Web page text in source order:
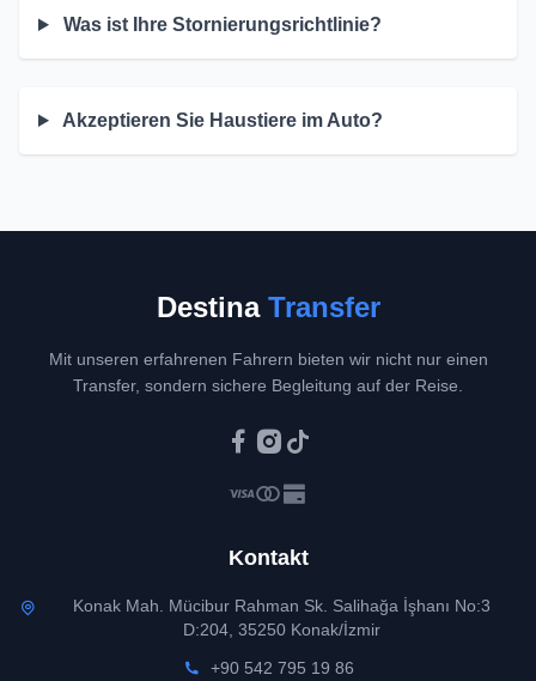
Was ist Ihre Stornierungsrichtlinie?
Akzeptieren Sie Haustiere im Auto?
DestinaTransfer
Mit unseren erfahrenen Fahrern bieten wir nicht nur einen
Transfer, sondern sichere Begleitung auf der Reise.
Kontakt
Konak Mah. Mücibur Rahman Sk. Salihağa İşhanı No:3
D:204, 35250 Konak/İzmir
+90 542 795 19 86